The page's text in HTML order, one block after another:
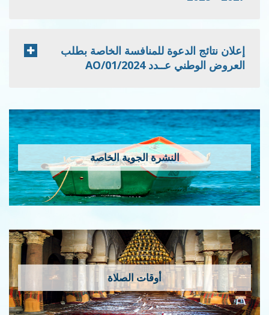
إعلان نتائج الدعوة للمنافسة الخاصة بطلب
العروض الوطني عــدد 2024/AO/01
النشرة الجوية الخاصة
أوقات الصلاة